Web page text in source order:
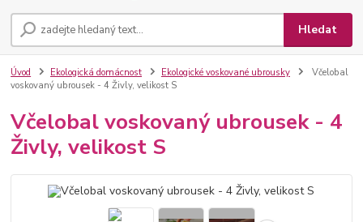
Hledat
Úvod Ekologická domácnost Ekologické voskované ubrousky
Včelobal
voskovaný ubrousek - 4 Živly, velikost S
Včelobal voskovaný ubrousek - 4
Živly, velikost S